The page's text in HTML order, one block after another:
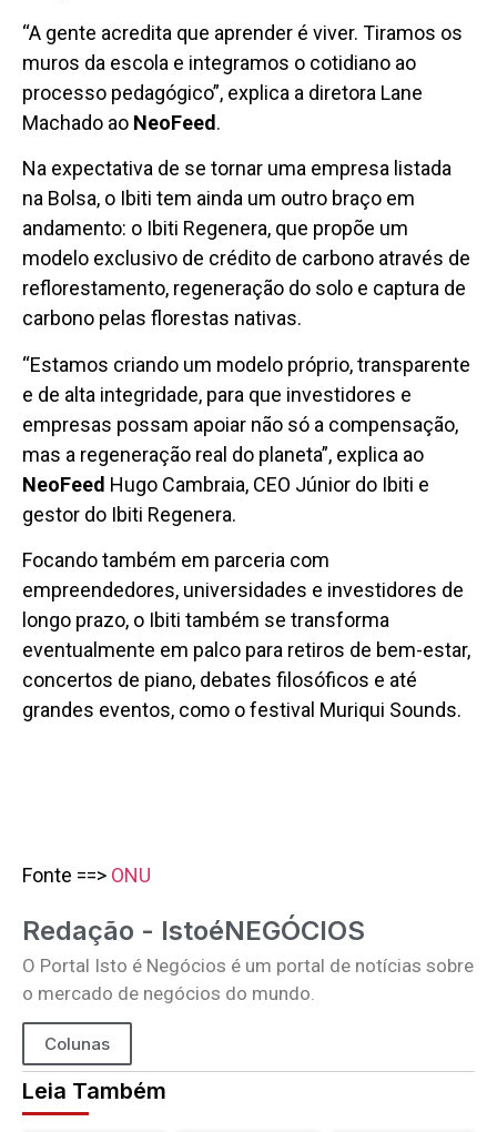
“A gente acredita que aprender é viver. Tiramos os
muros da escola e integramos o cotidiano ao
processo pedagógico”, explica a diretora Lane
Machado ao NeoFeed.
Na expectativa de se tornar uma empresa listada
na Bolsa, o Ibiti tem ainda um outro braço em
andamento: o Ibiti Regenera, que propõe um
modelo exclusivo de crédito de carbono através de
reflorestamento, regeneração do solo e captura de
carbono pelas florestas nativas.
“Estamos criando um modelo próprio, transparente
e de alta integridade, para que investidores e
empresas possam apoiar não só a compensação,
mas a regeneração real do planeta”, explica ao
NeoFeed Hugo Cambraia, CEO Júnior do Ibiti e
gestor do Ibiti Regenera.
Focando também em parceria com
empreendedores, universidades e investidores de
longo prazo, o Ibiti também se transforma
eventualmente em palco para retiros de bem-estar,
concertos de piano, debates filosóficos e até
grandes eventos, como o festival Muriqui Sounds.
Fonte ==> ONU
Redação - IstoéNEGÓCIOS
O Portal Isto é Negócios é um portal de notícias sobre
o mercado de negócios do mundo.
Colunas
Leia Também